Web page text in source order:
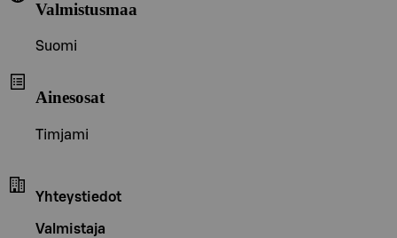
Valmistusmaa
Suomi
Ainesosat
Timjami
Yhteystiedot
Valmistaja